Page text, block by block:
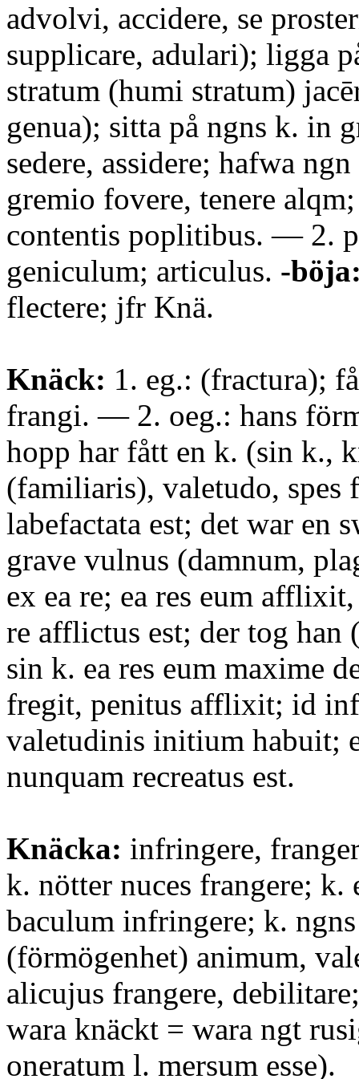
advolvi, accidere, se
supplicare, adulari); ligga
stratum (humi stratum)
genua); sitta på ngns k. in
sedere, assidere; hafwa
gremio fovere, tenere
contentis poplitibus. — 2.
geniculum; articulus. -
flectere; jfr Knä.
Knäck: 1. eg.: (fractura);
frangi. — 2. oeg.: hans
hopp har fått en k. (sin k.,
(familiaris), valetudo, spes
labefactata est; det war en
grave vulnus (damnum,
ex ea re; ea res eum
re afflictus est; der tog han
sin k. ea res eum maxime
fregit, penitus afflixit; id
valetudinis initium habuit;
nunquam recreatus est.
Knäcka: infringere,
k. nötter nuces frangere; k.
baculum infringere; k.
(förmögenhet) animum,
alicujus frangere,
wara knäckt = wara ngt
oneratum l. mersum esse).